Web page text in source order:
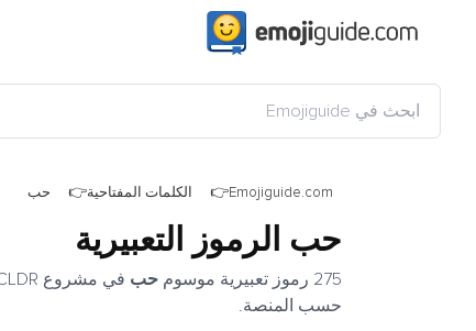
Emojiguide.com الكلمات المفتاحية حب
حب الرموز التعبيرية
275 رموز تعبيرية موسوم حب
حسب المنصة.